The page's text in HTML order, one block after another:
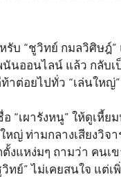
บ “ชูวิทย์ กมลวิศิษฎ์”
นออนไลน์ แล้ว กลับ
ต่อยไปทั่ว “เล่นใหญ่
“เผารังหนู” ให้ดูเ
หญ่ ท่ามกลางเสียงวิจ
งแหง่มๆ ถามว่า คนเ
ทย์” ไม่เคยสนใจ แต่